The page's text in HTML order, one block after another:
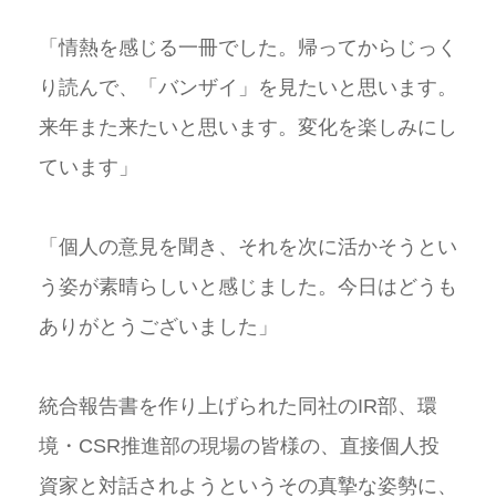
「情熱を感じる一冊でした。帰ってからじっく
り読んで、「バンザイ」を見たいと思います。
来年また来たいと思います。変化を楽しみにし
ています」
「個人の意見を聞き、それを次に活かそうとい
う姿が素晴らしいと感じました。今日はどうも
ありがとうございました」
統合報告書を作り上げられた同社のIR部、環
境・CSR推進部の現場の皆様の、直接個人投
資家と対話されようというその真摯な姿勢に、